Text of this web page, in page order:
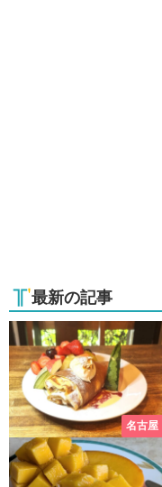
最新の記事
名古屋